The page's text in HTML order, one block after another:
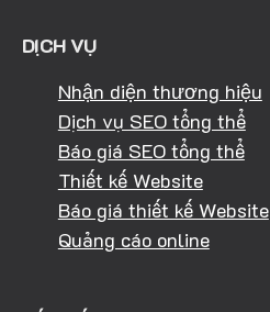
DỊCH VỤ
Nhận diện thương hiệu
Dịch vụ SEO tổng thể
Báo giá SEO tổng thể
Thiết kế Website
Báo giá thiết kế Website
Quảng cáo online